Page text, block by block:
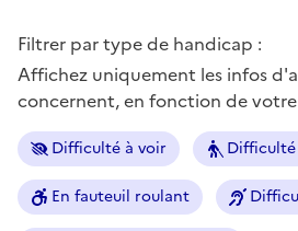
Filtrer par type de handicap :
Affichez uniquement les infos
concernent, en fonction de
Difficulté à voir
En fauteuil roulant